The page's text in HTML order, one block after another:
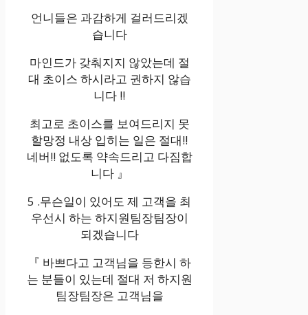
언니들은 과감하게 걸러드리겠
습니다
마인드가 갖춰지지 않았는데 절
대 초이스 하시라고 권하지 않습
니다 !!
최고로 초이스를 보여드리지 못
할망정 내상 입히는 일은 절대!!
네버!! 없도록 약속드리고 다짐합
니다 』
5 .무슨일이 있어도 제 고객을 최
우선시 하는 하지원팀장팀장이
되겠습니다
『 바쁘다고 고객님을 등한시 하
는 분들이 있는데 절대 저 하지원
팀장팀장은 고객님을